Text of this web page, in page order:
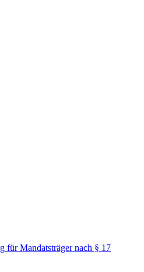
für Mandatsträger nach § 17